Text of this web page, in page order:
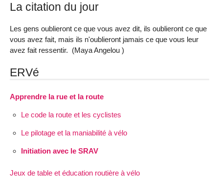
La citation du jour
Les gens oublieront ce que vous avez dit, ils oublieront ce que
vous avez fait, mais ils n'oublieront jamais ce que vous leur
avez fait ressentir. (Maya Angelou )
ERVé
Apprendre la rue et la route
Le code la route et les cyclistes
Le pilotage et la maniabilité à vélo
Initiation avec le SRAV
Jeux de table et éducation routière à vélo